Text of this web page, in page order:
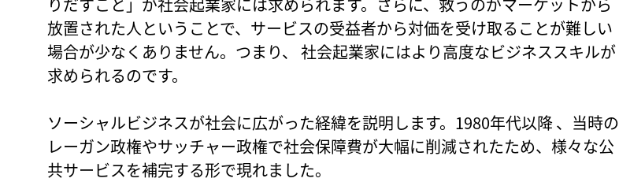
放置された人ということで、サービスの受益者から対価を受け取ることが難しい
場合が少なくありません。つまり、 社会起業家にはより高度なビジネススキルが
求められるのです。
ソーシャルビジネスが社会に広がった経緯を説明します。1980年代以降 、当時の
レーガン政権やサッチャー政権で社会保障費が大幅に削減されたため、様々な公
共サービスを補完する形で現れました。